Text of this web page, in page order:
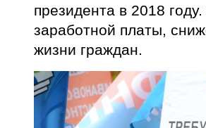
президента в 2018
заработной платы,
жизни граждан.